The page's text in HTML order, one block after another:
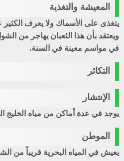
المعيشة والتغذية
يتغذى على الأسماك ولا يعرف الكثير
ويعتقد بأن هذا الثعبان يهاجر من
في مواسم معينة في السنة.
التكائر
الإنتشار
يوجد في عدة أماكن من مياه الخليج
الموطن
يعيش في المياه البحرية قريباً من